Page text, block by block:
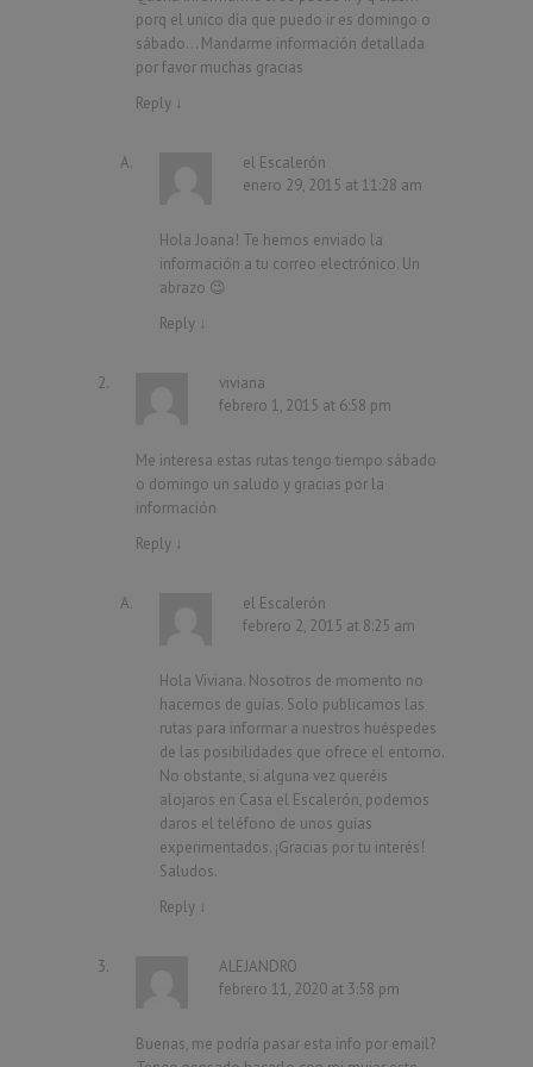
porq el unico día que puedo ir es domingo o
sábado… Mandarme información detallada
por favor muchas gracias
Reply ↓
el Escalerón
enero 29, 2015 at 11:28 am
Hola Joana! Te hemos enviado la
información a tu correo electrónico. Un
abrazo 😉
Reply ↓
viviana
febrero 1, 2015 at 6:58 pm
Me interesa estas rutas tengo tiempo sábado
o domingo un saludo y gracias por la
información
Reply ↓
el Escalerón
febrero 2, 2015 at 8:25 am
Hola Viviana. Nosotros de momento no
hacemos de guías. Solo publicamos las
rutas para informar a nuestros huéspedes
de las posibilidades que ofrece el entorno.
No obstante, si alguna vez queréis
alojaros en Casa el Escalerón, podemos
daros el teléfono de unos guías
experimentados. ¡Gracias por tu interés!
Saludos.
Reply ↓
ALEJANDRO
febrero 11, 2020 at 3:58 pm
Buenas, me podría pasar esta info por email?